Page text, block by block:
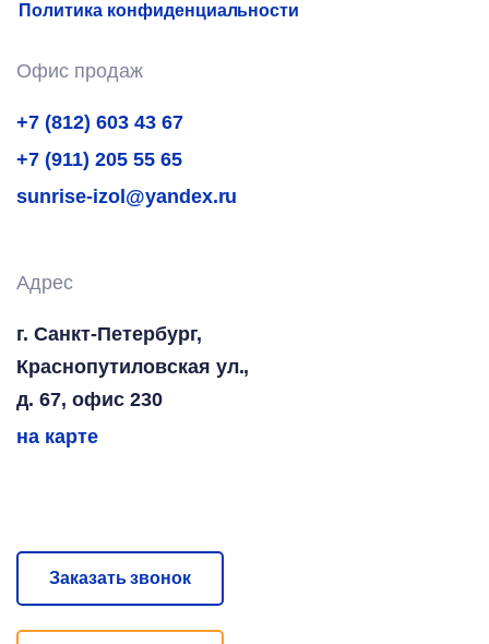
Политика конфиденциальности
Офис продаж
+7 (812) 603 43 67
+7 (911) 205 55 65
sunrise-izol@yandex.ru
Адрес
г. Санкт-Петербург,
Краснопутиловская ул.,
д. 67, офис 230
на карте
Заказать звонок